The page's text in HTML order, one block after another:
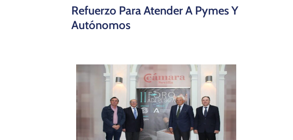
Refuerzo Para Atender A Pymes Y
Autónomos